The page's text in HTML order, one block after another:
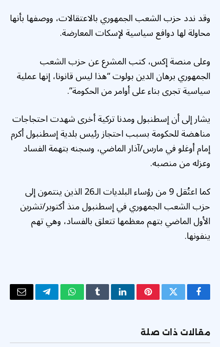
وقد ندد حزب الشعب الجمهوري بالاعتقالات، ووصفها بأنها
محاولة لها دوافع سياسية لإسكات المعارضة.
وعلى منصة إكس، كتب المشرع عن حزب الشعب
الجمهوري برهان الدين بولوت “هذا ليس قانونا، إنها عملية
سياسية تجرى بناء على أوامر من الحكومة”.
يشار إلى أن إسطنبول ومدنا تركية أخرى شهدت احتجاجات
مناهضة للحكومة بسبب احتجاز رئيس بلدية إسطنبول أكرم
إمام أوغلو في مارس/آذار الماضي، وسجنه بتهمة الفساد
وعزله من منصبه.
كما اعتُقل 9 من رؤساء البلديات الـ26 الذين ينتمون إلى
حزب الشعب الجمهوري في إسطنبول منذ أكتوبر/تشرين
الأول الماضي بتهم معظمها تتعلق بالفساد، وهي تهم
ينفونها.
فيسبوكتويتر بينتيريستلينكدإنTumblrواتسابتيلقرامالبريد
مقالات ذات صلة